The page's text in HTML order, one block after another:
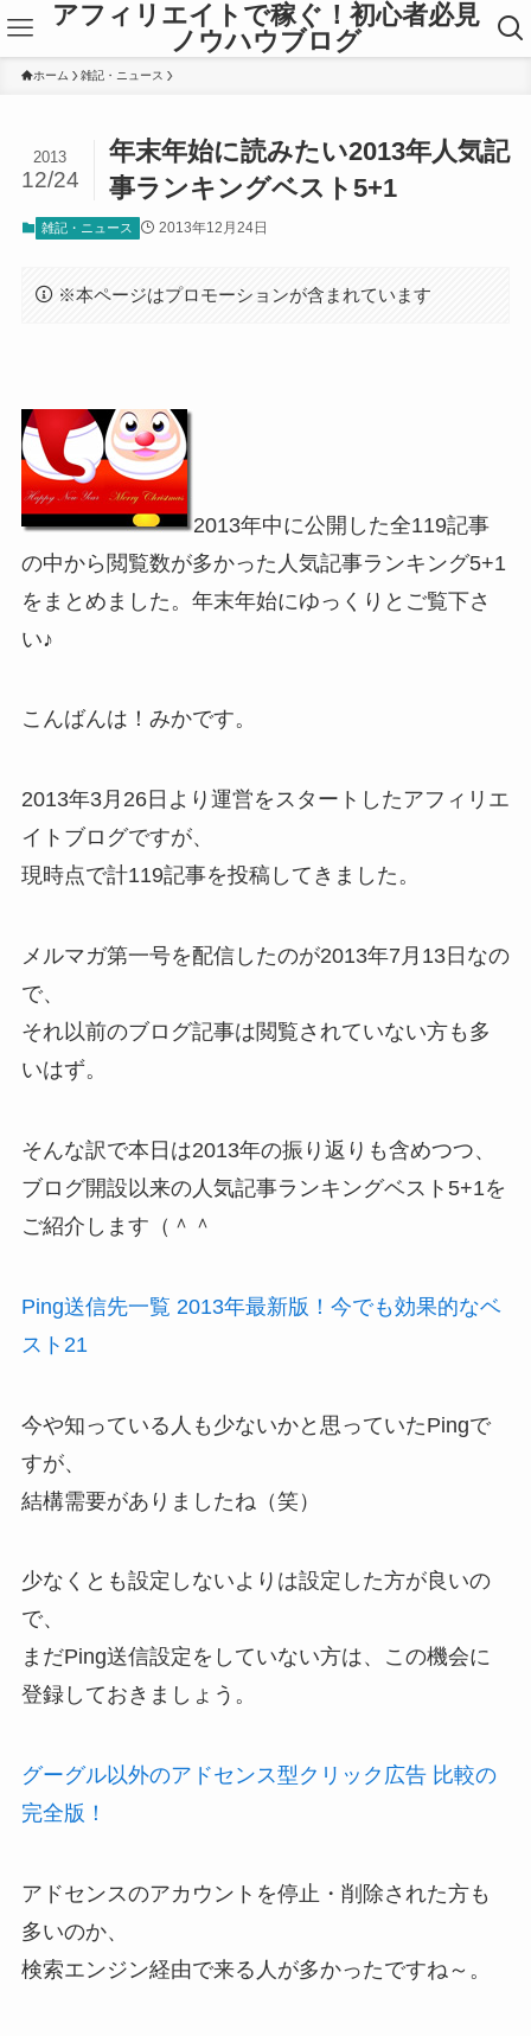
アフィリエイトで稼ぐ！初心者必見
ノウハウブログ
ホーム 雑記・ニュース
年末年始に読みたい2013年人気記
事ランキングベスト5+1
2013
12/24
雑記・ニュース 2013年12月24日
※本ページはプロモーションが含まれています
2013年中に公開した全119記事
の中から閲覧数が多かった人気記事ランキング5+1
をまとめました。年末年始にゆっくりとご覧下さ
い♪
こんばんは！みかです。
2013年3月26日より運営をスタートしたアフィリエ
イトブログですが、
現時点で計119記事を投稿してきました。
メルマガ第一号を配信したのが2013年7月13日なの
で、
それ以前のブログ記事は閲覧されていない方も多
いはず。
そんな訳で本日は2013年の振り返りも含めつつ、
ブログ開設以来の人気記事ランキングベスト5+1を
ご紹介します（＾＾
Ping送信先一覧 2013年最新版！今でも効果的なベ
スト21
今や知っている人も少ないかと思っていたPingで
すが、
結構需要がありましたね（笑）
少なくとも設定しないよりは設定した方が良いの
で、
まだPing送信設定をしていない方は、この機会に
登録しておきましょう。
グーグル以外のアドセンス型クリック広告 比較の
完全版！
アドセンスのアカウントを停止・削除された方も
多いのか、
検索エンジン経由で来る人が多かったですね～。